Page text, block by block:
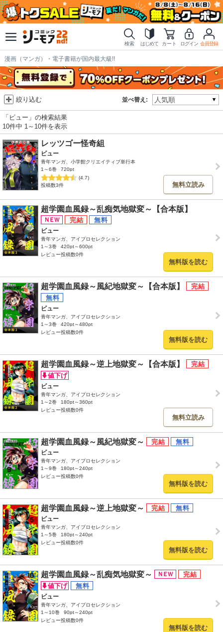
検索 はじめて カート ログイン 会員登録
漫画（マンガ）・電子書籍が国内最大級!!
並べ替え:
絞り込む
「ビュー」の検索結果
10件中 1～10件を表示
レッツゴー怪奇組
ビュー
青年マンガ、小学館クリエイティブ単行本
1～6巻
720pt
(4.7)
投稿数3件
無料立読み
超学園血風録～乱痴気地獄変～【合本版】
ビュー
青年マンガ、アイプロセレクション
1～3巻
420pt～600pt
レビュー投稿数0件
無料版を読む
超学園血風録～風紀地獄変～【合本版】
ビュー
青年マンガ、アイプロセレクション
1～3巻
420pt～480pt
レビュー投稿数0件
無料版を読む
超学園血風録～逆上地獄変～【合本版】
ビュー
青年マンガ、アイプロセレクション
1～2巻
180pt～360pt
レビュー投稿数0件
無料立読み
超学園血風録～風紀地獄変～
ビュー
青年マンガ、アイプロセレクション
1～9巻
180pt～240pt
レビュー投稿数0件
無料版を読む
超学園血風録～逆上地獄変～
ビュー
青年マンガ、アイプロセレクション
1～5巻
180pt～240pt
レビュー投稿数0件
無料版を読む
超学園血風録～乱痴気地獄変～
ビュー
青年マンガ、アイプロセレクション
1～10巻
90pt～240pt
レビュー投稿数0件
無料版を読む